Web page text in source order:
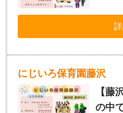
にじいろ保育園藤沢
【藤
の中